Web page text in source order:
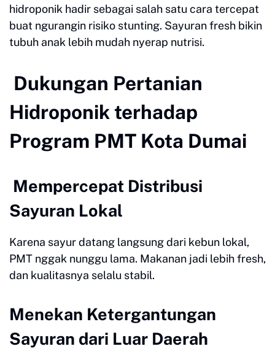
hidroponik hadir sebagai salah satu cara tercepat
buat ngurangin risiko stunting. Sayuran fresh bikin
tubuh anak lebih mudah nyerap nutrisi.
Dukungan Pertanian
Hidroponik terhadap
Program PMT Kota Dumai
Mempercepat Distribusi
Sayuran Lokal
Karena sayur datang langsung dari kebun lokal,
PMT nggak nunggu lama. Makanan jadi lebih fresh,
dan kualitasnya selalu stabil.
Menekan Ketergantungan
Sayuran dari Luar Daerah